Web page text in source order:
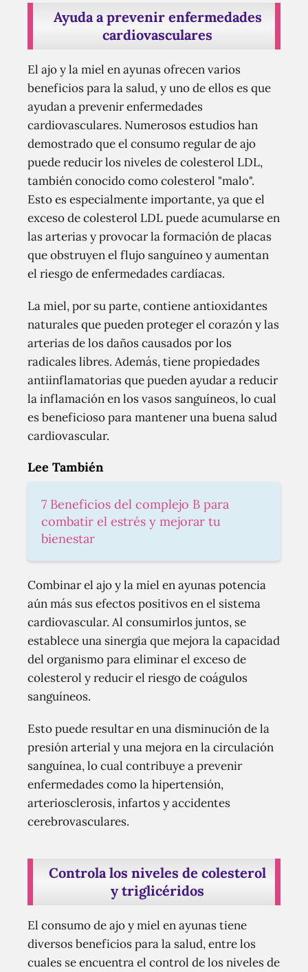
Ayuda a prevenir enfermedades
cardiovasculares
El ajo y la miel en ayunas ofrecen varios
beneficios para la salud, y uno de ellos es que
ayudan a prevenir enfermedades
cardiovasculares. Numerosos estudios han
demostrado que el consumo regular de ajo
puede reducir los niveles de colesterol LDL,
también conocido como colesterol "malo".
Esto es especialmente importante, ya que el
exceso de colesterol LDL puede acumularse en
las arterias y provocar la formación de placas
que obstruyen el flujo sanguíneo y aumentan
el riesgo de enfermedades cardíacas.
La miel, por su parte, contiene antioxidantes
naturales que pueden proteger el corazón y las
arterias de los daños causados ​​por los
radicales libres. Además, tiene propiedades
antiinflamatorias que pueden ayudar a reducir
la inflamación en los vasos sanguíneos, lo cual
es beneficioso para mantener una buena salud
cardiovascular.
Lee También
7 Beneficios del complejo B para
combatir el estrés y mejorar tu
bienestar
Combinar el ajo y la miel en ayunas potencia
aún más sus efectos positivos en el sistema
cardiovascular. Al consumirlos juntos, se
establece una sinergia que mejora la capacidad
del organismo para eliminar el exceso de
colesterol y reducir el riesgo de coágulos
sanguíneos.
Esto puede resultar en una disminución de la
presión arterial y una mejora en la circulación
sanguínea, lo cual contribuye a prevenir
enfermedades como la hipertensión,
arteriosclerosis, infartos y accidentes
cerebrovasculares.
Controla los niveles de colesterol
y triglicéridos
El consumo de ajo y miel en ayunas tiene
diversos beneficios para la salud, entre los
cuales se encuentra el control de los niveles de